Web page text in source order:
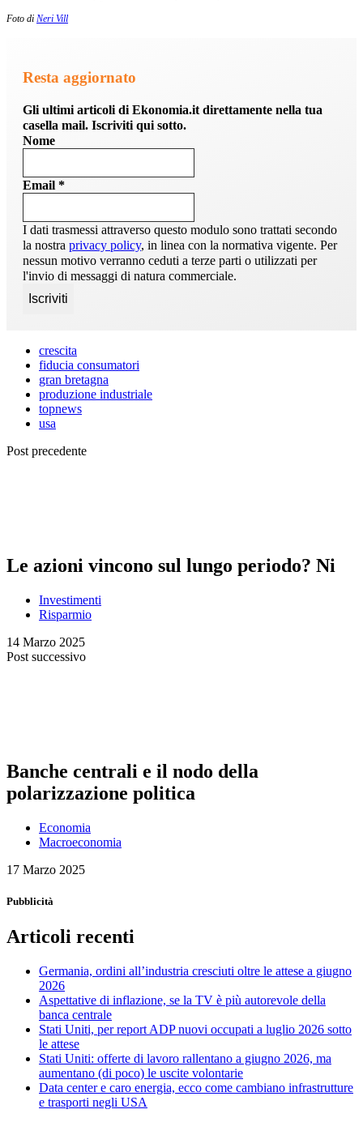
Foto di Neri Vill
Resta aggiornato
Gli ultimi articoli di Ekonomia.it direttamente nella tua
casella mail. Iscriviti qui sotto.
Nome
Email *
I dati trasmessi attraverso questo modulo sono trattati secondo
la nostra privacy policy, in linea con la normativa vigente. Per
nessun motivo verranno ceduti a terze parti o utilizzati per
l'invio di messaggi di natura commerciale.
crescita
fiducia consumatori
gran bretagna
produzione industriale
topnews
usa
Post precedente
Le azioni vincono sul lungo periodo? Ni
Investimenti
Risparmio
14 Marzo 2025
Post successivo
Banche centrali e il nodo della
polarizzazione politica
Economia
Macroeconomia
17 Marzo 2025
Pubblicità
Articoli recenti
Germania, ordini all’industria cresciuti oltre le attese a giugno
2026
Aspettative di inflazione, se la TV è più autorevole della
banca centrale
Stati Uniti, per report ADP nuovi occupati a luglio 2026 sotto
le attese
Stati Uniti: offerte di lavoro rallentano a giugno 2026, ma
aumentano (di poco) le uscite volontarie
Data center e caro energia, ecco come cambiano infrastrutture
e trasporti negli USA